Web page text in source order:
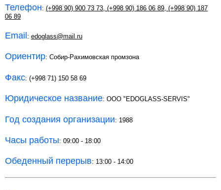
Телефон: (+998 90) 900 73 73 (+998 90) 186 06 89 (+998 90) 187
06 89
Email : edoglass@mail.ru
Ориентир: Собир-Рахимовская промзона
Факс: (+998 71) 150 58 69
Юридическое название: ООО "EDOGLASS-SERVIS"
Год создания организации: 1988
Часы работы: 09:00 - 18:00
Обеденный перерыв: 13:00 - 14:00